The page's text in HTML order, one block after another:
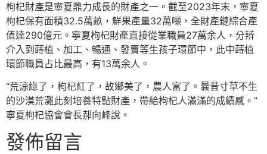
枸杞財產是寧夏鼎力成長的財產之一。截至2023年末，寧夏
枸杞保有面積32.5萬畝，鮮果產量32萬噸，全財產鏈綜合產
值達290億元。寧夏枸杞財產直接從業職員27萬余人，分辨
介入到蒔植、加工、暢通、發賣等生孩子環節中，此中蒔植
環節職員占比最高，有13萬余人。
“荒涼綠了，枸杞紅了，故鄉美了，農人富了。曩昔寸草不生
的沙漠荒灘此刻培養特點財產，帶給枸杞人滿滿的成績感。”
寧夏枸杞協會會長郝向峰說。
發佈留言